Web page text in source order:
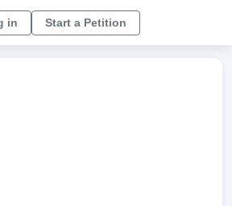
in Start a Petition